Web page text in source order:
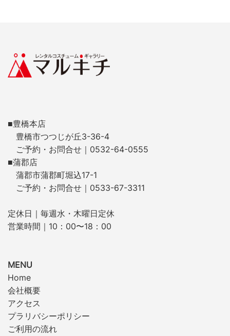
■豊橋本店
豊橋市つつじが丘3-36-4
ご予約・お問合せ｜0532-64-0555
■蒲郡店
蒲郡市蒲郡町堀込17-1
ご予約・お問合せ｜0533-67-3311
定休日｜毎週水・木曜日定休
営業時間｜10：00〜18：00
MENU
Home
会社概要
アクセス
プラリバシーポリシー
ご利用の流れ